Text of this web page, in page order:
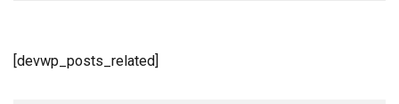
[devwp_posts_related]